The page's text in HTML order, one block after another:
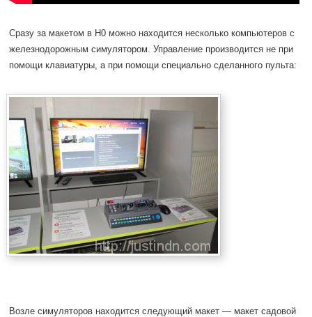
Сразу за макетом в H0 можно находится несколько компьютеров с
железнодорожным симулятором. Управление производится не при
помощи клавиатуры, а при помощи специально сделанного пульта:
Возле симуляторов находится следующий макет — макет садовой